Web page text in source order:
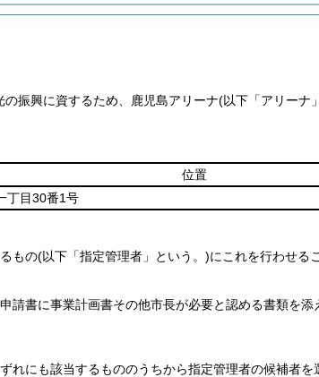
振興に資するため、鹿児島アリーナ(以下「アリーナ
位置
丁目30番1号
もの(以下「指定管理者」という。)にこれを行わせる
請書に事業計画書その他市長が必要と認める書類を添
れにも該当するもののうちから指定管理者の候補者